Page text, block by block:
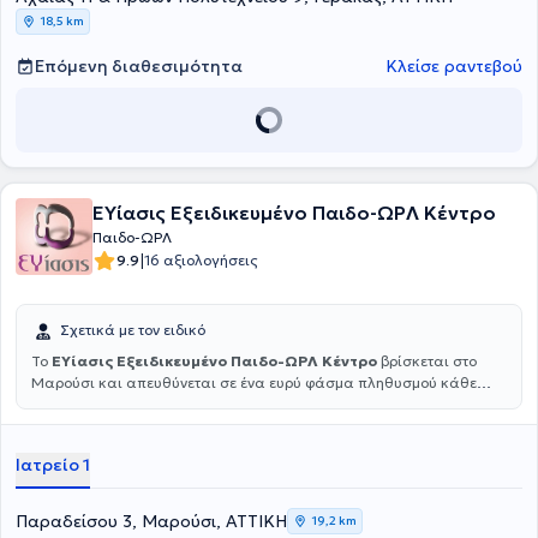
18,5 km
Επόμενη διαθεσιμότητα Κλείσε ραντεβού
ΕΥίασις Εξειδικευμένο Παιδο-ΩΡΛ Κέντρο
Παιδο-ΩΡΛ
9.9|16 αξιολογήσεις
Σχετικά με τον ειδικό
Το ΕΥίασις Εξειδικευμένο Παιδο-ΩΡΛ Κέντρο βρίσκεται στο
Μαρούσι και απευθύνεται σε ένα ευρύ φάσμα πληθυσμού κάθε
και η εξασφάλιση υψηλής ποιότητας διαβίωσης. Προσφέρεται ένα
όπως Ιγμορίτιδα, Ίλιγγος και ζάλη, Ρινίτιδα και Aλλεργική ρινίτιδα,
διαταραχές φωνής, Στοματίτιδα, Φαρυγγίτιδα. Παράλληλα,
αντιμετωπίζονται όλα τα Ωτολογικά - Νευροωτολογικά
προβλήματα, όπως βαρηκοΐα, εμβοές και υπερακουσία.
Ιατρείο 1
Παραδείσου 3, Μαρούσι, ΑΤΤΙΚΗ 19,2 km